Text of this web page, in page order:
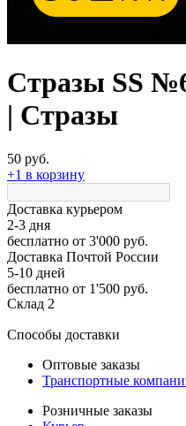
Стразы SS
| Стразы
50 руб.
+1 в корзину
Доставка курьером
2-3 дня
бесплатно от 3'000 руб.
Доставка Почтой России
5-10 дней
бесплатно от 1'500 руб.
Склад 2
Способы доставки
Оптовые заказы
Транспортные
Розничные заказы